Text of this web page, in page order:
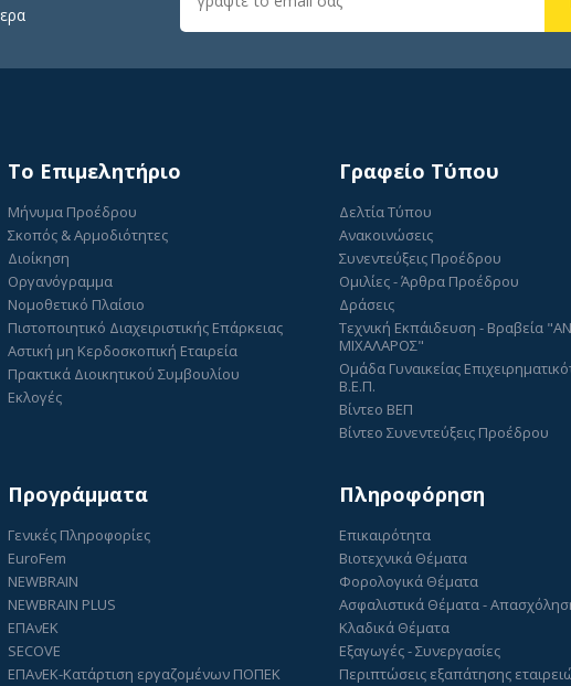
To Επιμελητήριο
Μήνυμα Προέδρου
Σκοπός & Αρμοδιότητες
Διοίκηση
Οργανόγραμμα
Νομοθετικό Πλαίσιο
Πιστοποιητικό Διαχειριστικής Επάρκειας
Αστική μη Κερδοσκοπική Εταιρεία
Πρακτικά Διοικητικού Συμβουλίου
Εκλογές
Γραφείο Τύπου
Δελτία Τύπου
Ανακοινώσεις
Συνεντεύξεις Προέδρου
Ομιλίες - Άρθρα Προέδρου
Δράσεις
Τεχνική Εκπάιδευση - Βραβεία
ΜΙΧΑΛΑΡΟΣ"
Ομάδα Γυναικείας
Β.Ε.Π.
Βίντεο ΒΕΠ
Βίντεο Συνεντεύξεις Προέδρου
Προγράμματα
Γενικές Πληροφορίες
EuroFem
NEWBRAIN
NEWBRAIN PLUS
ΕΠΑνΕΚ
SECOVE
ΕΠΑνΕΚ-Κατάρτιση εργαζομένων ΠΟΠΕΚ
Πληροφόρηση
Επικαιρότητα
Βιοτεχνικά Θέματα
Φορολογικά Θέματα
Ασφαλιστικά Θέματα -
Κλαδικά Θέματα
Εξαγωγές - Συνεργασίες
Περιπτώσεις εξαπάτησης